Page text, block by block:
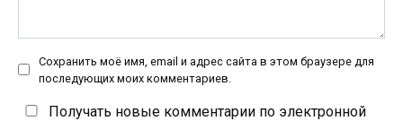
Сохранить моё имя, email и адрес сайта в этом браузере для
последующих моих комментариев.
Получать новые комментарии по электронной